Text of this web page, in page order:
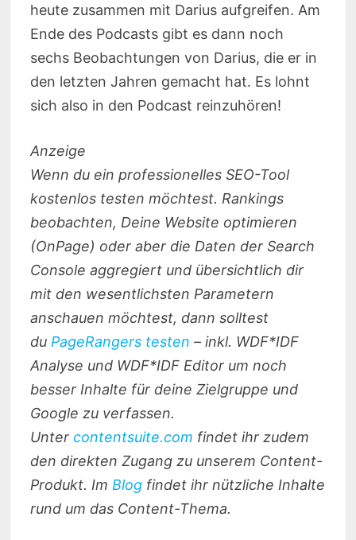
heute zusammen mit Darius aufgreifen. Am
Ende des Podcasts gibt es dann noch
sechs Beobachtungen von Darius, die er in
den letzten Jahren gemacht hat. Es lohnt
sich also in den Podcast reinzuhören!
Anzeige
Wenn du ein professionelles SEO-Tool
kostenlos testen möchtest. Rankings
beobachten, Deine Website optimieren
(OnPage) oder aber die Daten der Search
Console aggregiert und übersichtlich dir
mit den wesentlichsten Parametern
anschauen möchtest, dann solltest
du PageRangers testen – inkl. WDF*IDF
Analyse und WDF*IDF Editor um noch
besser Inhalte für deine Zielgruppe und
Google zu verfassen.
Unter contentsuite.com findet ihr zudem
den direkten Zugang zu unserem Content-
Produkt. Im Blogfindet ihr nützliche Inhalte
rund um das Content-Thema.